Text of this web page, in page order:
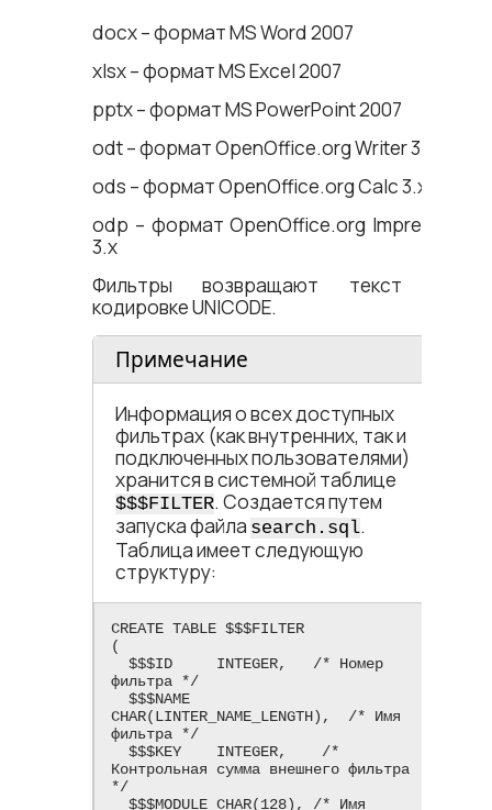
docx – формат MS Word 2007
xlsx – формат MS Excel 2007
pptx – формат MS PowerPoint 2007
odt – формат OpenOffice.org Writer 3.x
ods – формат OpenOffice.org Calc 3.x
odp – формат OpenOffice.org Impress
3.x
Фильтры возвращают текст в
кодировке UNICODE.
Примечание
Информация о всех доступных
фильтрах (как внутренних, так и
подключенных пользователями)
хранится в системной таблице
$$$FILTER. Создается путем
запуска файла search.sql.
Таблица имеет следующую
структуру:
CREATE TABLE $$$FILTER
(
  $$$ID     INTEGER,   /* Номер
фильтра */
  $$$NAME
CHAR(LINTER_NAME_LENGTH),  /* Имя
фильтра */
  $$$KEY    INTEGER,    /*
Контрольная сумма внешнего фильтра
*/
  $$$MODULE CHAR(128), /* Имя